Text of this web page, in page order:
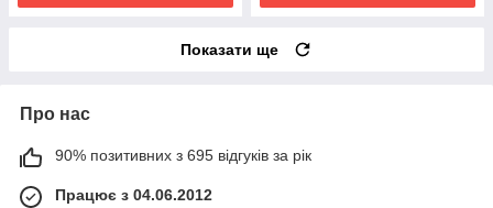
Показати ще
Про нас
90% позитивних з 695 відгуків за рік
Працює з 04.06.2012